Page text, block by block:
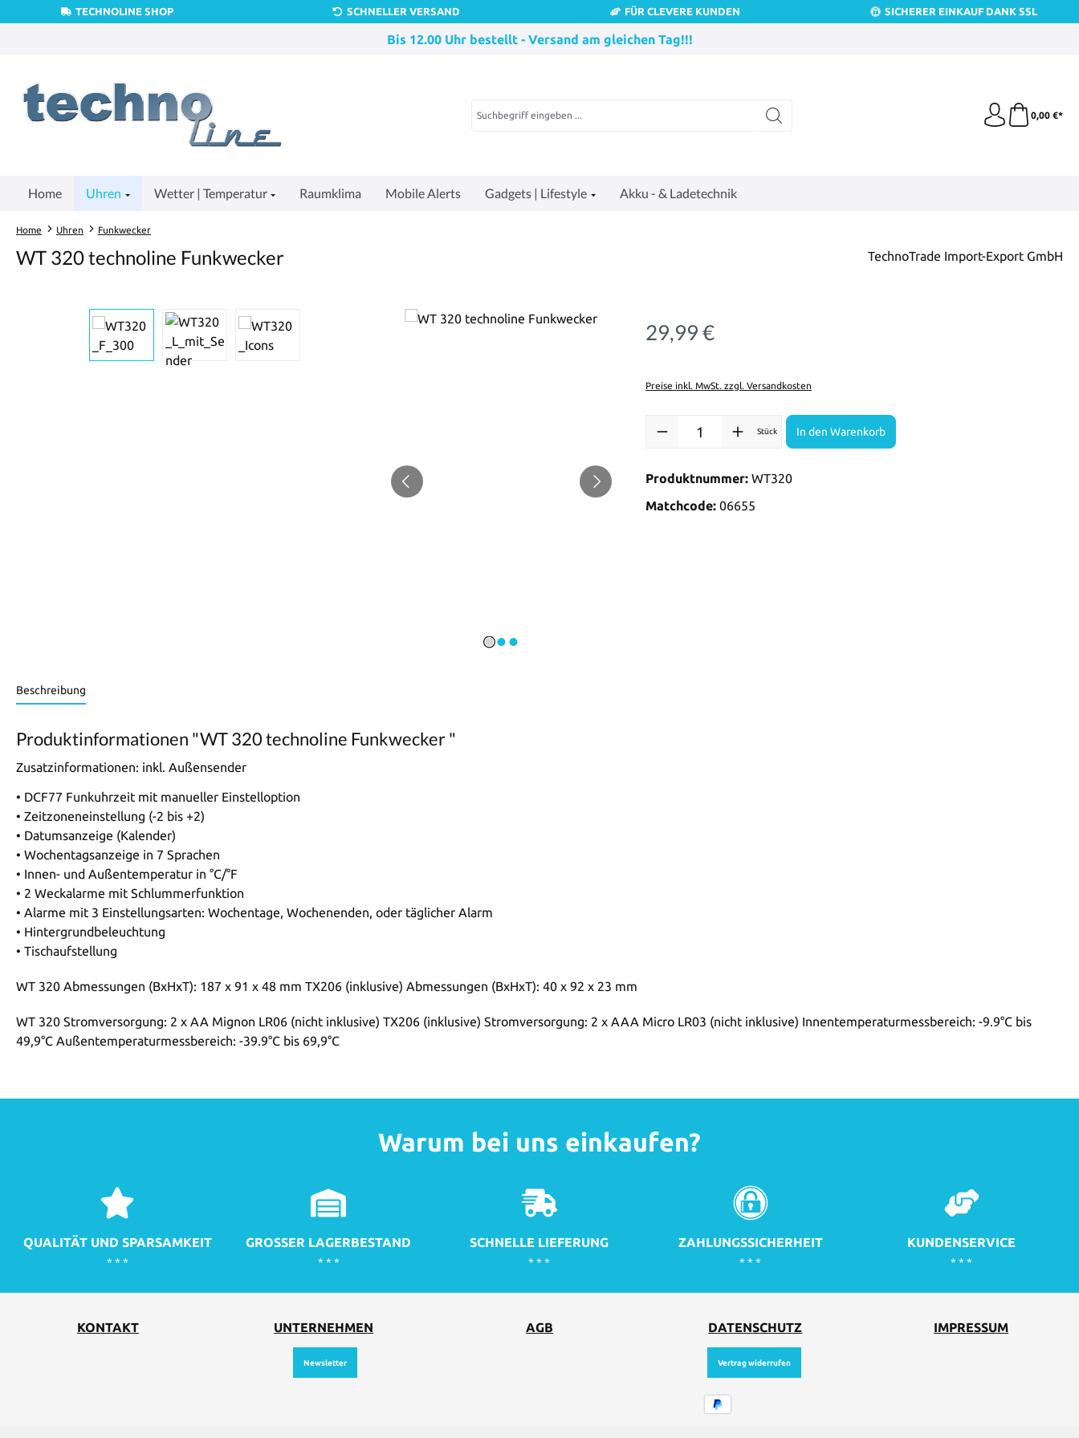
Hauptinhalt springen
Zur Suche springen
Zur Hauptnavigation springen
TECHNOLINE SHOP SCHNELLER VERSAND FÜR CLEVERE KUNDEN SICHERER EINKAUF DANK SSL
Bis 12.00 Uhr bestellt - Versand am gleichen Tag!!!
0,00 €*
Home Uhren Wetter | Temperatur Raumklima Mobile Alerts Gadgets | Lifestyle Akku - & Ladetechnik
Home Uhren Funkwecker
WT 320 technoline Funkwecker TechnoTrade Import-Export GmbH
Regulärer Preis:
29,99 €
Preise inkl. MwSt. zzgl. Versandkosten
Produkt Anzahl: Gib den gewünschten Wert ein oder benutze die
Stück In den Warenkorb
Produktnummer: WT320
Matchcode: 06655
Beschreibung
Produktinformationen "WT 320 technoline Funkwecker "
Zusatzinformationen: inkl. Außensender
• DCF77 Funkuhrzeit mit manueller Einstelloption
• Zeitzoneneinstellung (-2 bis +2)
• Datumsanzeige (Kalender)
• Wochentagsanzeige in 7 Sprachen
• Innen- und Außentemperatur in °C/°F
• 2 Weckalarme mit Schlummerfunktion
• Alarme mit 3 Einstellungsarten: Wochentage, Wochenenden, oder täglicher Alarm
• Hintergrundbeleuchtung
• Tischaufstellung
WT 320 Abmessungen (BxHxT): 187 x 91 x 48 mm TX206 (inklusive) Abmessungen (BxHxT): 40 x 92 x 23 mm
WT 320 Stromversorgung: 2 x AA Mignon LR06 (nicht inklusive) TX206 (inklusive) Stromversorgung: 2 x AAA Micro LR03 (nicht inklusive) Innentemperaturmessbereich: -9.9°C bis
49,9°C Außentemperaturmessbereich: -39.9°C bis 69,9°C
Warum bei uns einkaufen?
QUALITÄT UND SPARSAMKEIT
* * *
GROSSER LAGERBESTAND
* * *
SCHNELLE LIEFERUNG
* * *
ZAHLUNGSSICHERHEIT
* * *
KUNDENSERVICE
* * *
KONTAKT UNTERNEHMEN AGB DATENSCHUTZ IMPRESSUM
Newsletter Vertrag widerrufen